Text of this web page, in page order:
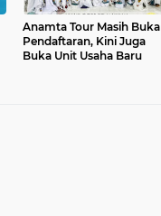
Anamta Tour Masih Buka
Pendaftaran, Kini Juga
Buka Unit Usaha Baru